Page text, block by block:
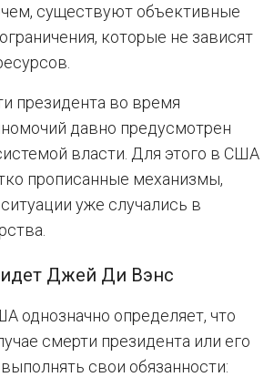
существуют объективные
которые не зависят
президента во время
давно предусмотрен
власти. Для этого в США
прописанные механизмы,
уже случались в
Джей Ди Вэнс
однозначно определяет, что
смерти президента или его
свои обязанности: